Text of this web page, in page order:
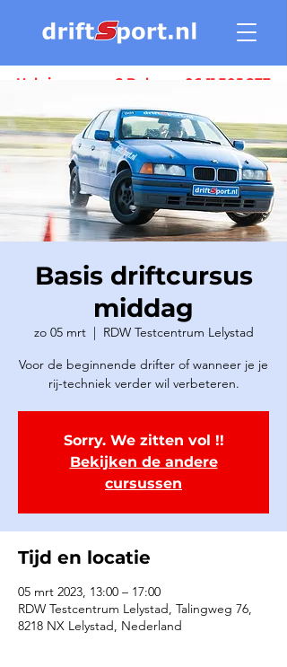
Heb je vragen ? Bel ons: 06 11 305 277
Basis driftcursus
middag
zo 05 mrt
  |
RDW Testcentrum Lelystad
Voor de beginnende drifter of wanneer je je
rij-techniek verder wil verbeteren.
Sorry. We zitten vol !!
Bekijken de andere
cursussen
Tijd en locatie
05 mrt 2023, 13:00 – 17:00
RDW Testcentrum Lelystad, Talingweg 76,
8218 NX Lelystad, Nederland